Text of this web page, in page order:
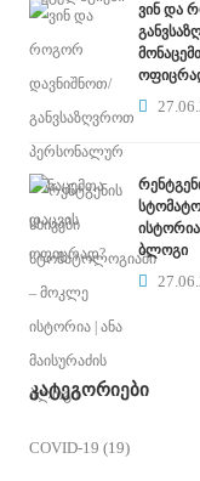
ვინ და
ისტორია
ბლოგი
ᲙᲐᲢᲔᲒᲝᲠᲘᲔᲑᲘ
COVID-19 (19)